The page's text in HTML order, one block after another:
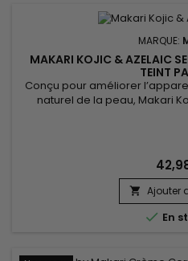
MARQUE:
MAKARI KOJIC & AZELAIC
TEINT
Conçu pour améliorer
naturel de la peau, Makari
facilement dans une routine
 Ajouter
 En